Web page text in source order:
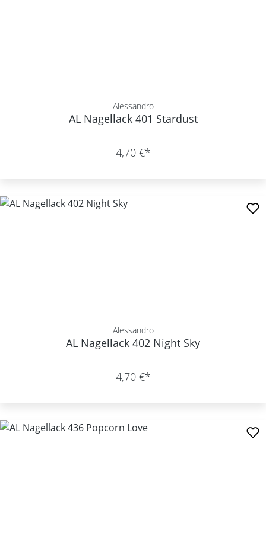
Alessandro
AL Nagellack 401 Stardust
4,70 €*
Alessandro
AL Nagellack 402 Night Sky
4,70 €*